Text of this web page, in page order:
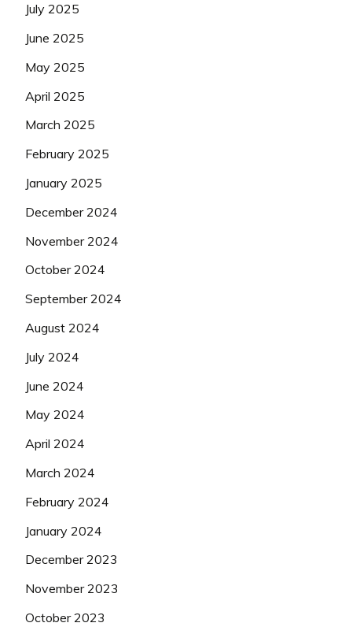
July 2025
June 2025
May 2025
April 2025
March 2025
February 2025
January 2025
December 2024
November 2024
October 2024
September 2024
August 2024
July 2024
June 2024
May 2024
April 2024
March 2024
February 2024
January 2024
December 2023
November 2023
October 2023